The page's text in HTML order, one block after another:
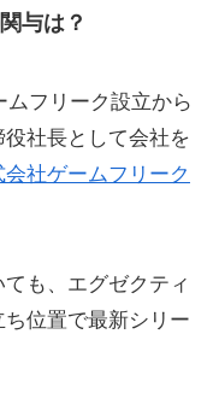
与は？
ムフリーク設立から
社長として会社を
会社ゲームフリーク
も、エグゼクティ
位置で最新シリー